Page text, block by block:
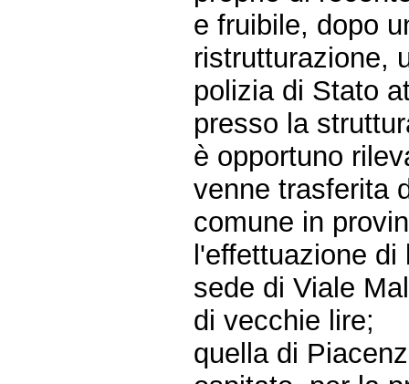
e fruibile, dopo
ristrutturazione,
polizia di Stato
presso la
è opportuno
venne trasferita
comune in
l'effettuazione
sede di Viale
di vecchie lire;
quella di